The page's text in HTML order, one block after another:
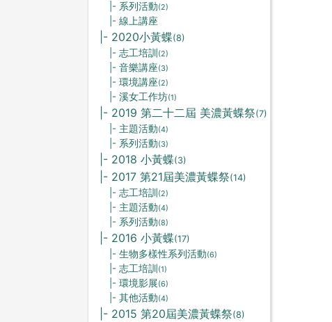
|- 系列活動(2)
|- 線上講座
|- 2020小黃蝶(8)
|- 志工培訓 (2)
|- 音樂講座(3)
|- 環境講座(2)
|- 溪女工作坊(1)
|- 2019 第二十二屆 美濃黃蝶祭(7)
|- 主題活動(4)
|- 系列活動(3)
|- 2018 小黃蝶(3)
|- 2017 第21屆美濃黃蝶祭(14)
|- 志工培訓 (2)
|- 主題活動(4)
|- 系列活動(8)
|- 2016 小黃蝶(17)
|- 生物多樣性系列活動(6)
|- 志工培訓 (1)
|- 環境影展(6)
|- 其他活動(4)
|- 2015 第20屆美濃黃蝶祭(8)